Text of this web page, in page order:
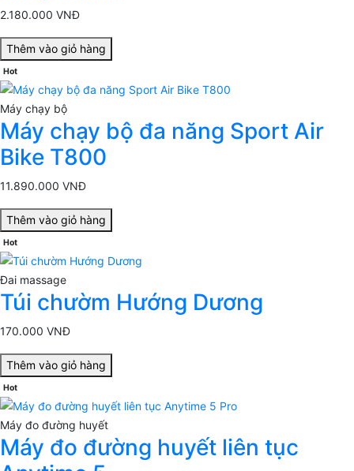
2.180.000 VNĐ
Thêm vào giỏ hàng
Hot
Máy chạy bộ
Máy chạy bộ đa năng Sport Air
Bike T800
11.890.000 VNĐ
Thêm vào giỏ hàng
Hot
Đai massage
Túi chườm Hướng Dương
170.000 VNĐ
Thêm vào giỏ hàng
Hot
Máy đo đường huyết
Máy đo đường huyết liên tục